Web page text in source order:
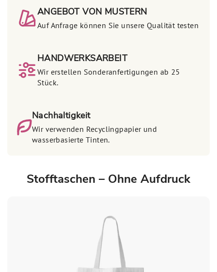
ANGEBOT VON MUSTERN
Auf Anfrage können Sie unsere Qualität testen
HANDWERKSARBEIT
Wir erstellen Sonderanfertigungen ab 25
Stück.
Nachhaltigkeit
Wir verwenden Recyclingpapier und
wasserbasierte Tinten.
Stofftaschen – Ohne Aufdruck